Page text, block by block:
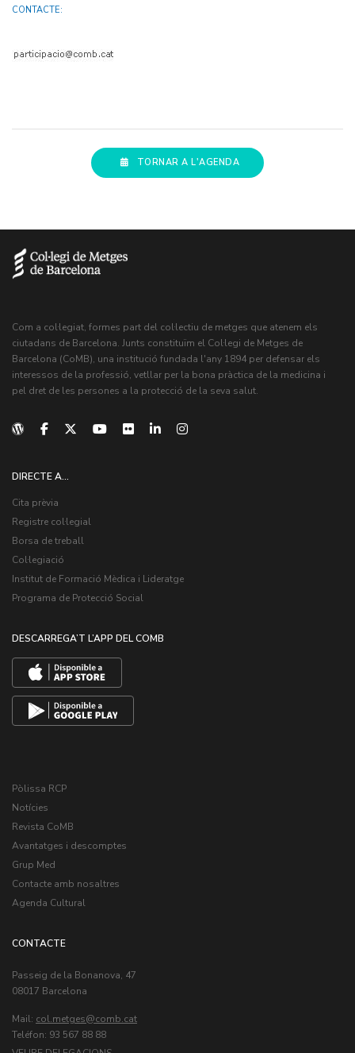
CONTACTE:
TORNAR A L'AGENDA
Com a col·legiat, formes part del col·lectiu de metges que atenem els
ciutadans de Barcelona. Junts constituïm el Col·legi de Metges de
Barcelona (CoMB), una institució fundada l'any 1894 per defensar els
interessos de la professió, vetllar per la bona pràctica de la medicina i
pel dret de les persones a la protecció de la seva salut.
DIRECTE A...
Cita prèvia
Registre col·legial
Borsa de treball
Col·legiació
Institut de Formació Mèdica i Lideratge
Programa de Protecció Social
DESCARREGA’T L’APP DEL COMB
Pòlissa RCP
Notícies
Revista CoMB
Avantatges i descomptes
Grup Med
Contacte amb nosaltres
Agenda Cultural
CONTACTE
Passeig de la Bonanova, 47
08017 Barcelona
Mail: col.metges
Teléfon: 93 567 88 88